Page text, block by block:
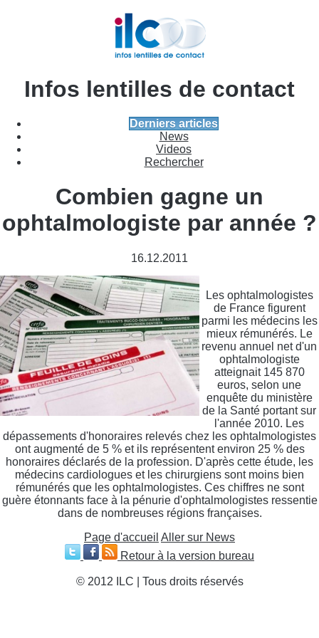
Infos lentilles de contact
Derniers articles
News
Videos
Rechercher
Combien gagne un
ophtalmologiste par année ?
16.12.2011
Les ophtalmologistes
de France figurent
parmi les médecins les
mieux rémunérés. Le
revenu annuel net d'un
ophtalmologiste
atteignait 145 870
euros, selon une
enquête du ministère
de la Santé portant sur
l'année 2010. Les
dépassements d'honoraires relevés chez les ophtalmologistes
ont augmenté de 5 % et ils représentent environ 25 % des
honoraires déclarés de la profession. D'après cette étude, les
médecins cardiologues et les chirurgiens sont moins bien
rémunérés que les ophtalmologistes. Ces chiffres ne sont
guère étonnants face à la pénurie d'ophtalmologistes ressentie
dans de nombreuses régions françaises.
Page d'accueil Aller sur News
Retour à la version bureau
© 2012 ILC | Tous droits réservés